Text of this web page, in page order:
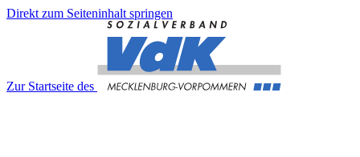
Direkt zum Seiteninhalt springen
Zur Startseite des